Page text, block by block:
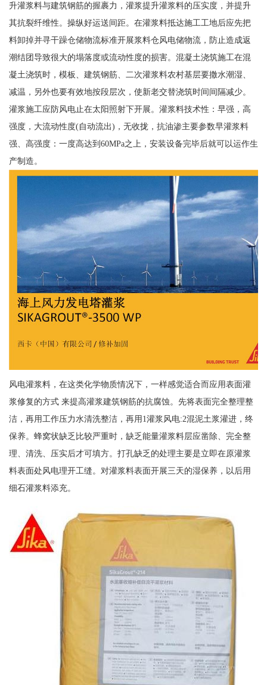
升灌浆料与建筑钢筋的握裹力，灌浆提升灌浆料的压实度，并提升
其抗裂纤维性。操纵好运送间距。在灌浆料抵达施工工地后应先把
料卸掉并寻干躁仓储物流标准开展浆料仓风电储物流，防止造成返
潮结团导致很大的塌落度或流动性度的损害。混凝土浇筑施工在混
凝土浇筑时，模板、建筑钢筋、二次灌浆料农村基层要撒水潮湿、
减温，另外也要有效地按段层次，使新老交替浇筑时间间隔减少。
灌浆施工应防风电止在太阳照射下开展。灌浆料技术性：早强，高
强度，大流动性度(自动流出)，无收拢，抗油渗主要参数早灌浆料
强、高强度：一度高达到60MPa之上，安装设备完毕后就可以运作生
产制造。
风电灌浆料，在这类化学物质情况下，一样感觉适合而应用表面灌
浆修复的方式 来提高灌浆建筑钢筋的抗腐蚀。先将表面完全整理整
洁，再用工作压力水清洗整洁，再用1灌浆风电:2混泥土浆灌进，终
保养。蜂窝状缺乏比较严重时，缺乏能量灌浆料层应凿除、完全整
理、清洗、压实后才可填方。打孔缺乏的处理主要是立即在原灌浆
料表面处风电理开工缝。对灌浆料表面开展三天的湿保养，以后用
细石灌浆料添充。